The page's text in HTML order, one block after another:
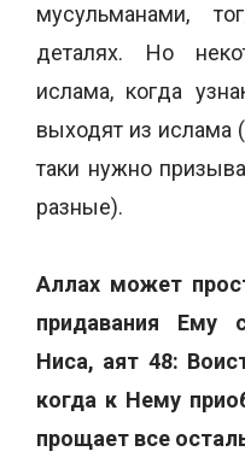
мусульманами,
деталях. Но
ислама, когда
выходят из ислама
таки нужно
разные).
Аллах может
придавания Ему
Ниса, аят 48:
когда к Нему
прощает все